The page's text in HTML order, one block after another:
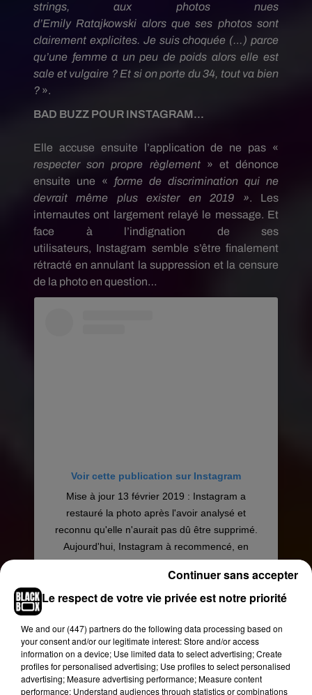
strings, aux photos nues
d’Emily Ratajkowski alors que ses photos sont
clairement explicites. Je suis choquée (…) parce
qu’une femme a un peu de poids alors elle est
sale et vulgaire ?Et si on porte du 34, tout va bien
? ».
BAD BUZZ POUR INSTAGRAM...
Elle accuse ensuite l’application de ne pas «
respecter son propre règlement» et dénonce
ensuite une « forme de discrimination qui ne
devrait même plus exister en 2019 ».
Les
internautes ont largement relayé le message. Et
face à l’indignation de ses
utilisateurs, Instagram semble s’être finalement
rétracté en annulant la suppression et la censure
de la photo en question…
Voir cette publication sur Instagram
Mise à jour 13 février 2019 : Instagram a
restauré la photo après l'avoir analysé et
reconnu qu'elle n'aurait pas dû être supprimé.
Aujourd'hui, Instagram à recommencé, en
supprimant à nouveau une photo de notre
modèle portant du 54 en culotte qui n'a rien de
choquant sur le compte de Noémie. Instagram
ne touchent pas aux milliers de photos de gros
plans sur des culs en strings, aux photos nues
d'Emily Ratajkowski alors que c'est photos sont
clairement explicites. Je suis choquée par ce qui
Le respect de votre vie privée est notre priorité
We and our (447) partnersdo the following data processing based on
your consent and/or our legitimate interest: Store and/or access
information on a device; Use limited data to select advertising; Create
profiles for personalised advertising; Use profiles to select personalised
advertising; Measure advertising performance; Measure content
performance; Understand audiences through statistics or combinations
Continuer sans accepter